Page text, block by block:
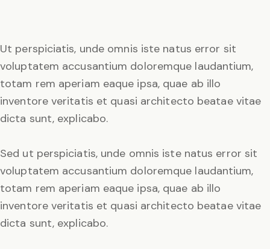
Ut perspiciatis, unde omnis iste natus error sit
voluptatem accusantium doloremque laudantium,
totam rem aperiam eaque ipsa, quae ab illo
inventore veritatis et quasi architecto beatae vitae
dicta sunt, explicabo.
Sed ut perspiciatis, unde omnis iste natus error sit
voluptatem accusantium doloremque laudantium,
totam rem aperiam eaque ipsa, quae ab illo
inventore veritatis et quasi architecto beatae vitae
dicta sunt, explicabo.